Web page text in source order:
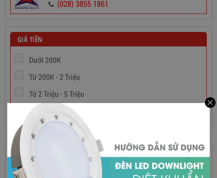
565,000đ
(028) 3855 1861
GIÁ TIỀN
Dưới 200K
Từ 200K - 2 Triệu
Từ 2 Triệu - 5 Triệu
Trên 5 Triệu
THƯƠNG HIỆU